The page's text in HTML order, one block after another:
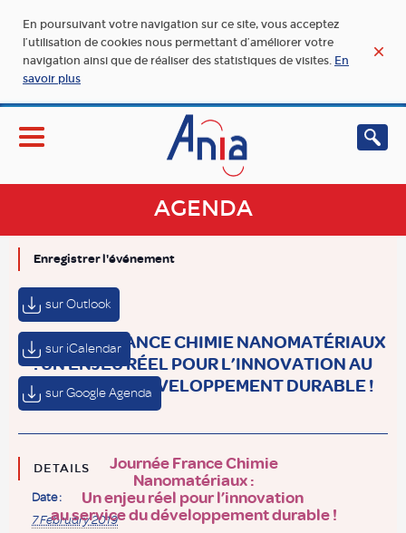
En poursuivant votre navigation sur ce site, vous acceptez
l’utilisation de cookies nous permettant d’améliorer votre
navigation ainsi que de réaliser des statistiques de visites. En
savoir plus
AGENDA
JOURNÉE FRANCE CHIMIE NANOMATÉRIAUX
: UN ENJEU RÉEL POUR L’INNOVATION AU
SERVICE DU DÉVELOPPEMENT DURABLE !
Enregistrer l'événement
sur Outlook
sur iCalendar
sur Google Agenda
DETAILS
Date :
7 February 2019
Journée France Chimie
Nanomatériaux :
Un enjeu réel pour l’innovation
au service du développement durable !